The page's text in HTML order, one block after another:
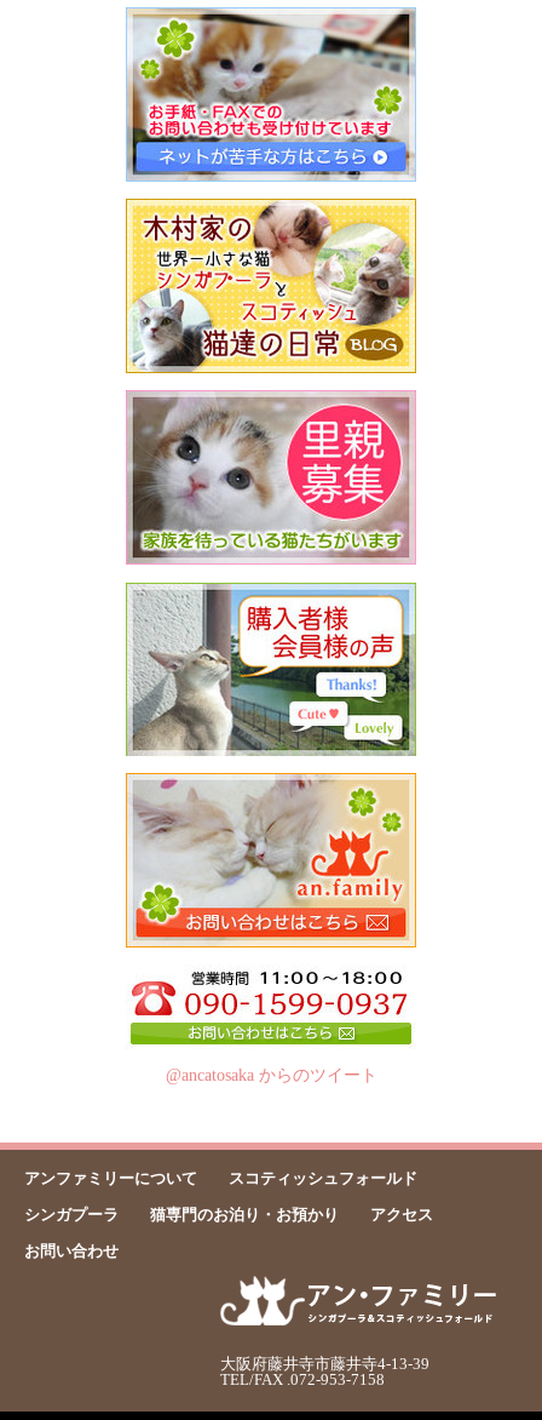
@ancatosaka からのツイート
アンファミリーについて
スコティッシュフォールド
シンガプーラ
猫専門のお泊り・お預かり
アクセス
お問い合わせ
大阪府藤井寺市藤井寺4-13-39
TEL/FAX .072-953-7158